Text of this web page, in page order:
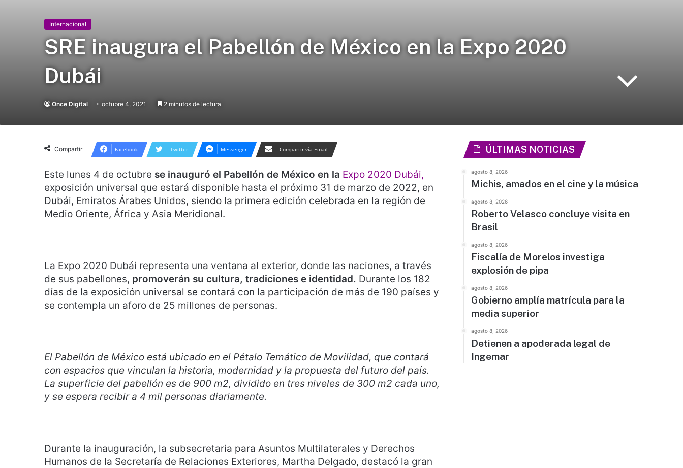
Internacional
SRE inaugura el Pabellón de México en la Expo 2020
Dubái
Once Digital octubre 4, 2021 2 minutos de lectura
Compartir Facebook Twitter Messenger Compartir vía Email
Este lunes 4 de octubre se inauguró el Pabellón de México en la Expo 2020 Dubái,
exposición universal que estará disponible hasta el próximo 31 de marzo de 2022, en
Dubái, Emiratos Árabes Unidos, siendo la primera edición celebrada en la región de
Medio Oriente, África y Asia Meridional.
La Expo 2020 Dubái representa una ventana al exterior, donde las naciones, a través
de sus pabellones, promoverán su cultura, tradiciones e identidad. Durante los 182
días de la exposición universal se contará con la participación de más de 190 países y
se contempla un aforo de 25 millones de personas.
El Pabellón de México está ubicado en el Pétalo Temático de Movilidad, que contará
con espacios que vinculan la historia, modernidad y la propuesta del futuro del país.
La superficie del pabellón es de 900 m2, dividido en tres niveles de 300 m2 cada uno,
y se espera recibir a 4 mil personas diariamente.
Durante la inauguración, la subsecretaria para Asuntos Multilaterales y Derechos
Humanos de la Secretaría de Relaciones Exteriores, Martha Delgado, destacó la gran
ÚLTIMAS NOTICIAS
agosto 8, 2026
Michis, amados en el cine y la música
agosto 8, 2026
Roberto Velasco concluye visita en
Brasil
agosto 8, 2026
Fiscalía de Morelos investiga
explosión de pipa
agosto 8, 2026
Gobierno amplía matrícula para la
media superior
agosto 8, 2026
Detienen a apoderada legal de
Ingemar